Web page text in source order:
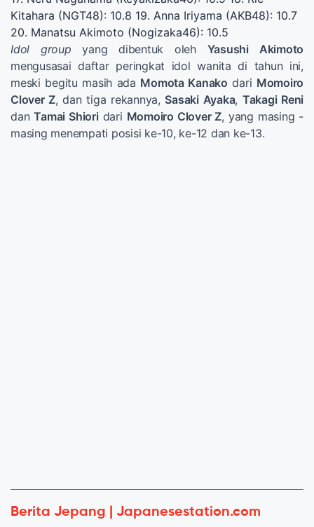
Kitahara (NGT48): 10.8 19. Anna Iriyama (AKB48): 10.7
20. Manatsu Akimoto (Nogizaka46): 10.5
Idol group yang dibentuk oleh Yasushi Akimoto
mengusasai daftar peringkat idol wanita di tahun ini,
meski begitu masih ada Momota Kanako dari Momoiro
Clover Z, dan tiga rekannya, Sasaki Ayaka, Takagi Reni
danTamai Shiori dari Momoiro Clover Z, yang masing -
masing menempati posisi ke-10, ke-12 dan ke-13.
Berita Jepang | Japanesestation.com